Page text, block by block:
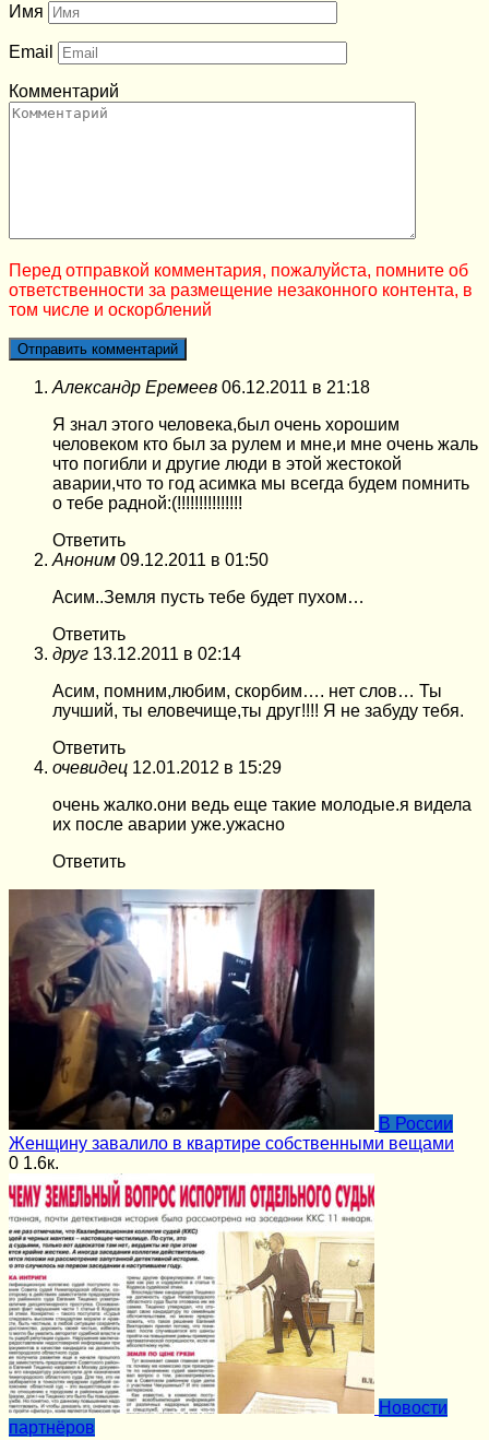
Имя
Email
Комментарий
Перед отправкой комментария, пожалуйста, помните об
ответственности за размещение незаконного контента, в
том числе и оскорблений
Александр Еремеев 06.12.2011 в 21:18
Я знал этого человека,был очень хорошим
человеком кто был за рулем и мне,и мне очень жаль
что погибли и другие люди в этой жестокой
аварии,что то год асимка мы всегда будем помнить
о тебе радной:(!!!!!!!!!!!!!!!
Ответить
Аноним 09.12.2011 в 01:50
Асим..Земля пусть тебе будет пухом…
Ответить
друг 13.12.2011 в 02:14
Асим, помним,любим, скорбим…. нет слов… Ты
лучший, ты еловечище,ты друг!!!! Я не забуду тебя.
Ответить
очевидец 12.01.2012 в 15:29
очень жалко.они ведь еще такие молодые.я видела
их после аварии уже.ужасно
Ответить
В России
Женщину завалило в квартире собственными вещами
0 1.6к.
Новости
партнёров